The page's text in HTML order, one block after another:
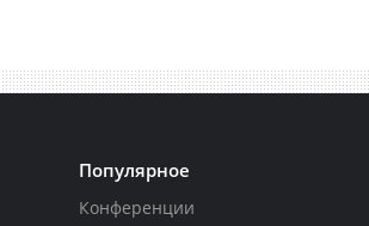
Популярное
Конференции